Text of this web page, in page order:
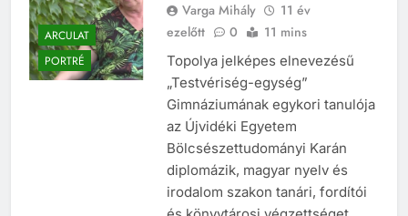
ARCULAT
PORTRÉ
Varga Mihály
11 év
ezelőtt
0 11 mins
Topolya jelképes elnevezésű
„Testvériség-egység”
Gimnáziumának egykori tanulója
az Újvidéki Egyetem
Bölcsészettudományi Karán
diplomázik, magyar nyelv és
irodalom szakon tanári, fordítói